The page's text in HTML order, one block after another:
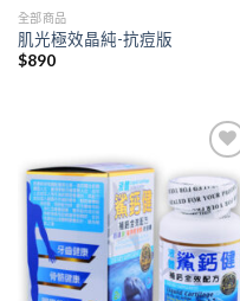
全部商品
肌光極效晶純-抗痘版
$890
Add to